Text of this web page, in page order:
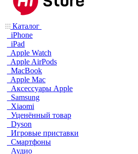
Каталог
iPhone
iPad
Apple Watch
Apple AirPods
MacBook
Apple Mac
Аксессуары Apple
Samsung
Xiaomi
Уценённый товар
Dyson
Игровые приставки
Смартфоны
Аудио